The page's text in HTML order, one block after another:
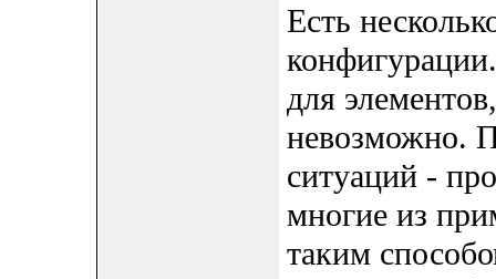
Есть
для
невозможно.
ситуаций -
многие из
таким